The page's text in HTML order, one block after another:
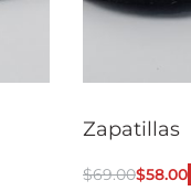
Zapatillas
$69.00$58.00